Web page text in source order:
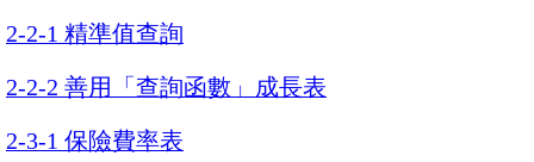
2-2-1 精準值查詢
2-2-2 善用「查詢函數」成長表
2-3-1 保險費率表